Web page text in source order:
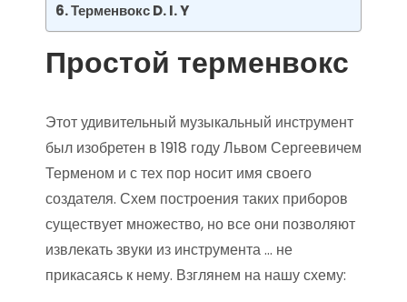
Терменвокс D. I. Y
Простой терменвокс
Этот удивительный музыкальный инструмент
был изобретен в 1918 году Львом Сергеевичем
Терменом и с тех пор носит имя своего
создателя. Схем построения таких приборов
существует множество, но все они позволяют
извлекать звуки из инструмента … не
прикасаясь к нему. Взглянем на нашу схему: